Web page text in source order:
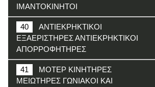
ΙΜΑΝΤΟΚΙΝΗΤΟΙ
40
ΑΝΤΙΕΚΡΗΚΤΙΚΟΙ
ΕΞΑΕΡΙΣΤΗΡΕΣ ΑΝΤΙΕΚΡΗΚΤΙΚΟΙ
ΑΠΟΡΡΟΦΗΤΗΡΕΣ
41
ΜΟΤΕΡ ΚΙΝΗΤΗΡΕΣ
ΜΕΙΩΤΗΡΕΣ ΓΩΝΙΑΚΟΙ ΚΑΙ